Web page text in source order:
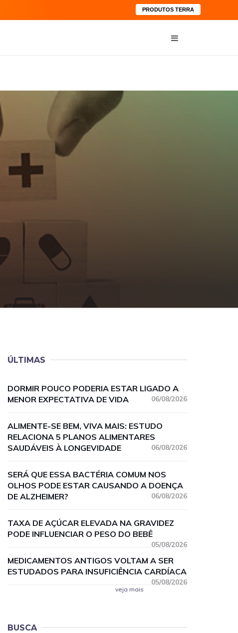
PRODUTOS TERRA
ÚLTIMAS
DORMIR POUCO PODERIA ESTAR LIGADO A
MENOR EXPECTATIVA DE VIDA
06/08/2026
ALIMENTE-SE BEM, VIVA MAIS: ESTUDO
RELACIONA 5 PLANOS ALIMENTARES
SAUDÁVEIS À LONGEVIDADE
06/08/2026
SERÁ QUE ESSA BACTÉRIA COMUM NOS
OLHOS PODE ESTAR CAUSANDO A DOENÇA
DE ALZHEIMER?
06/08/2026
TAXA DE AÇÚCAR ELEVADA NA GRAVIDEZ
PODE INFLUENCIAR O PESO DO BEBÊ
05/08/2026
MEDICAMENTOS ANTIGOS VOLTAM A SER
ESTUDADOS PARA INSUFICIÊNCIA CARDÍACA
05/08/2026
veja mais
BUSCA